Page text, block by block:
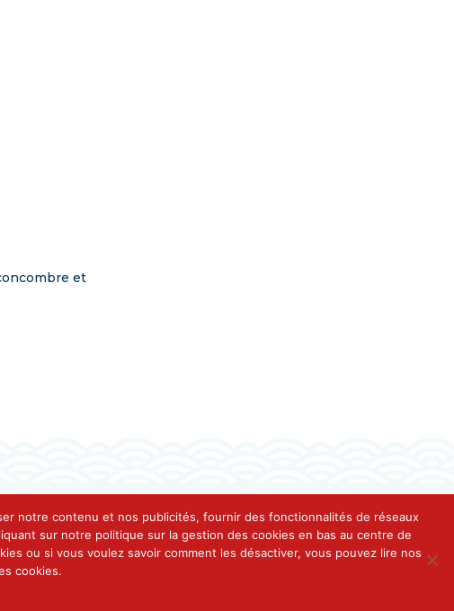
et
notre contenu et nos publicités, fournir des fonctionnalités de réseaux
sur notre politique sur la gestion des cookies en bas au centre de
ou si vous voulez savoir comment les désactiver, vous pouvez lire nos
cookies.